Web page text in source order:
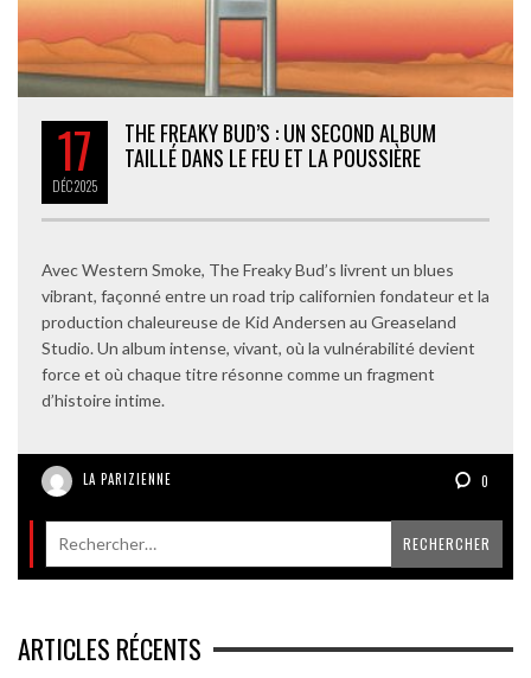
17
DÉC2025
THE FREAKY BUD’S : UN SECOND ALBUM
TAILLÉ DANS LE FEU ET LA POUSSIÈRE
Avec Western Smoke, The Freaky Bud’s livrent un blues
vibrant, façonné entre un road trip californien fondateur et la
production chaleureuse de Kid Andersen au Greaseland
Studio. Un album intense, vivant, où la vulnérabilité devient
force et où chaque titre résonne comme un fragment
d’histoire intime.
LA PARIZIENNE 0
ARTICLES RÉCENTS